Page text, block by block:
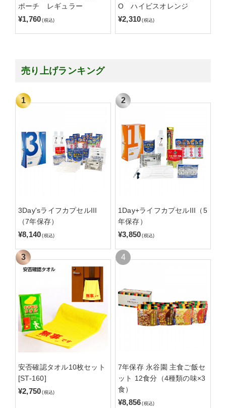
ポーチ レギュラー
¥1,760 (税込)
O ハイビスオレンジ
¥2,310 (税込)
売り上げランキング
3Day'sライフカプセルIII
（7年保存）
¥8,140 (税込)
1Day+ライフカプセルIII（5
年保存）
¥3,850 (税込)
安否確認タオル10枚セット
[ST-160]
¥2,750 (税込)
7年保存 永谷園 主食ご飯セ
ット 12食分（4種類の味×3
食）
¥8,856 (税込)